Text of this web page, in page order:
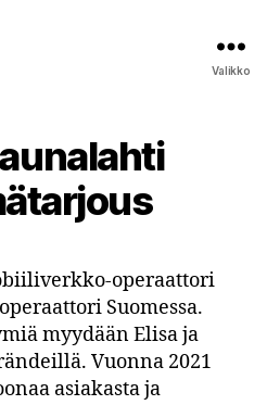
Valikko
operaattori
Suomessa.
myydään Elisa ja
Vuonna 2021
asiakasta ja